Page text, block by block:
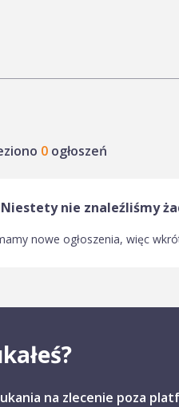
0 ogłoszeń
Niestety nie znaleźliśmy
nowe ogłoszenia, więc
na zlecenie poza